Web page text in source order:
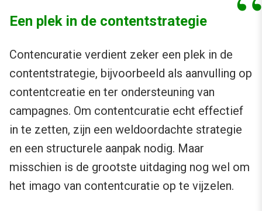
Een plek in de contentstrategie
Contencuratie verdient zeker een plek in de
contentstrategie, bijvoorbeeld als aanvulling op
contentcreatie en ter ondersteuning van
campagnes. Om contentcuratie echt effectief
in te zetten, zijn een weldoordachte strategie
en een structurele aanpak nodig. Maar
misschien is de grootste uitdaging nog wel om
het imago van contentcuratie op te vijzelen.